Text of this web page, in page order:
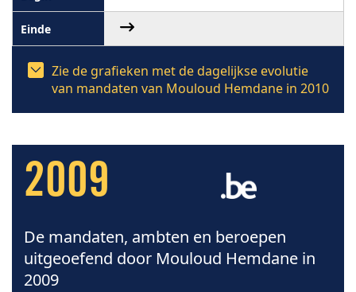
Zie de grafieken met de dagelijkse evolutie
van mandaten van Mouloud Hemdane in 2010
2009
De mandaten, ambten en beroepen
uitgeoefend door Mouloud Hemdane in
2009